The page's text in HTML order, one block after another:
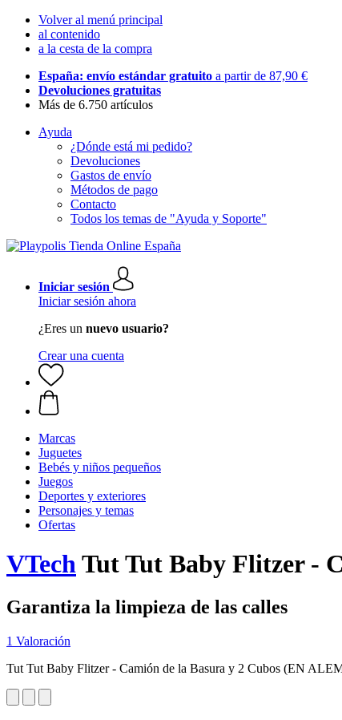
Volver al menú principal
al contenido
a la cesta de la compra
España: envío estándar gratuito a partir de 87,90 €
Devoluciones gratuitas
Más de 6.750 artículos
Ayuda
¿Dónde está mi pedido?
Devoluciones
Gastos de envío
Métodos de pago
Contacto
Todos los temas de "Ayuda y Soporte"
Iniciar sesión
Iniciar sesión ahora
¿Eres un nuevo usuario?
Crear una cuenta
Marcas
Juguetes
Bebés y niños pequeños
Juegos
Deportes y exteriores
Personajes y temas
Ofertas
VTechTut Tut Baby Flitzer -
Garantiza la limpieza de las calles
1 Valoración
Tut Tut Baby Flitzer - Camión de la Basura y 2 Cubos (EN